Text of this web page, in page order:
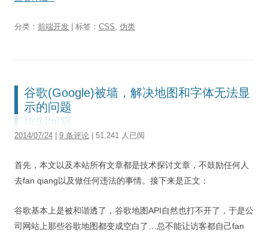
分类： 前端开发 | 标签： CSS, 伪类
谷歌(Google)被墙，解决地图和字体无法显
示的问题
2014/07/24 9 条评论 | 51,241 人已阅
首先，本文以及本站所有文章都是技术探讨文章，不鼓励任何人
去fan qiang以及做任何违法的事情。接下来是正文：
谷歌基本上是被和谐透了，谷歌地图API自然也打不开了，于是公
司网站上那些谷歌地图都变成空白了…总不能让访客都自己fan